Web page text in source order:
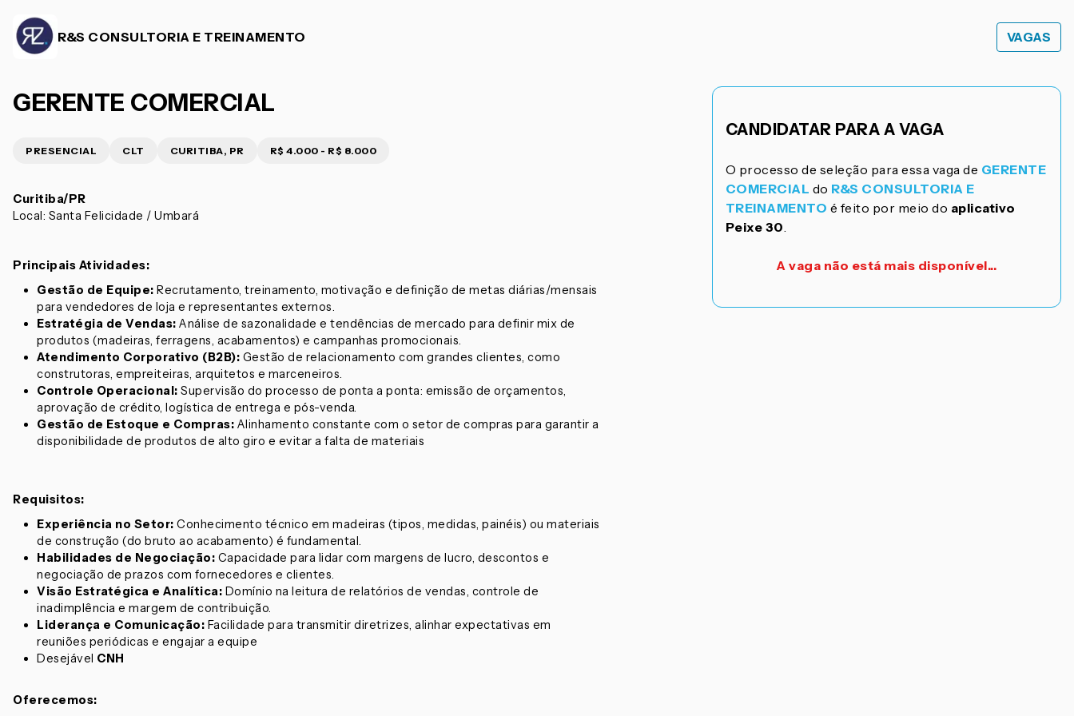
R&S CONSULTORIA E TREINAMENTO VAGAS
GERENTE COMERCIAL
PRESENCIAL CLT CURITIBA, PR R$ 4.000 - R$ 8.000
Curitiba/PR
Local: Santa Felicidade / Umbará
Principais Atividades:
Gestão de Equipe: Recrutamento, treinamento, motivação e definição de metas diárias/mensais
para vendedores de loja e representantes externos.
Estratégia de Vendas: Análise de sazonalidade e tendências de mercado para definir mix de
produtos (madeiras, ferragens, acabamentos) e campanhas promocionais.
Atendimento Corporativo (B2B): Gestão de relacionamento com grandes clientes, como
construtoras, empreiteiras, arquitetos e marceneiros.
Controle Operacional: Supervisão do processo de ponta a ponta: emissão de orçamentos,
aprovação de crédito, logística de entrega e pós-venda.
Gestão de Estoque e Compras: Alinhamento constante com o setor de compras para garantir a
disponibilidade de produtos de alto giro e evitar a falta de materiais
Requisitos:
Experiência no Setor: Conhecimento técnico em madeiras (tipos, medidas, painéis) ou materiais
de construção (do bruto ao acabamento) é fundamental.
Habilidades de Negociação: Capacidade para lidar com margens de lucro, descontos e
negociação de prazos com fornecedores e clientes.
Visão Estratégica e Analítica: Domínio na leitura de relatórios de vendas, controle de
inadimplência e margem de contribuição.
Liderança e Comunicação: Facilidade para transmitir diretrizes, alinhar expectativas em
reuniões periódicas e engajar a equipe
Desejável CNH
Oferecemos:
CANDIDATAR PARA A VAGA
O processo de seleção para essa vaga de GERENTE
COMERCIAL do R&S CONSULTORIA E
TREINAMENTO é feito por meio do aplicativo
Peixe 30.
A vaga não está mais disponível...